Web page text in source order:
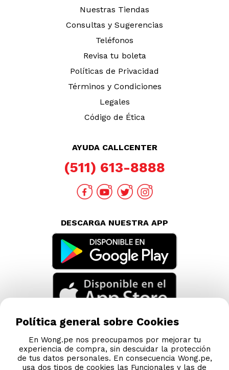
Nuestras Tiendas
Consultas y Sugerencias
Teléfonos
Revisa tu boleta
Políticas de Privacidad
Términos y Condiciones
Legales
Código de Ética
AYUDA CALLCENTER
(511) 613-8888
DESCARGA NUESTRA APP
Política general sobre Cookies
En Wong.pe nos preocupamos por mejorar tu
experiencia de compra, sin descuidar la protección
de tus datos personales. En consecuencia Wong.pe,
usa dos tipos de cookies las Funcionales y las de